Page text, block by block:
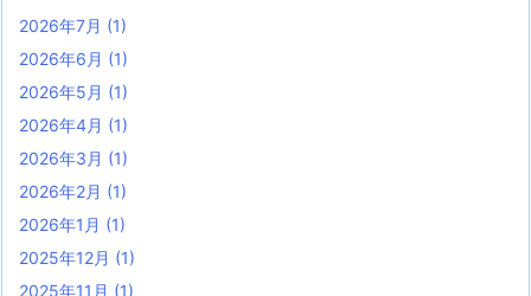
2026年7月 (1)
2026年6月 (1)
2026年5月 (1)
2026年4月 (1)
2026年3月 (1)
2026年2月 (1)
2026年1月 (1)
2025年12月 (1)
2025年11月 (1)